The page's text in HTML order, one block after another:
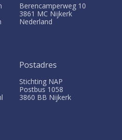
Berencamperweg 10
3861 MC Nijkerk
Nederland
Postadres
Stichting NAP
Postbus 1058
3860 BB Nijkerk